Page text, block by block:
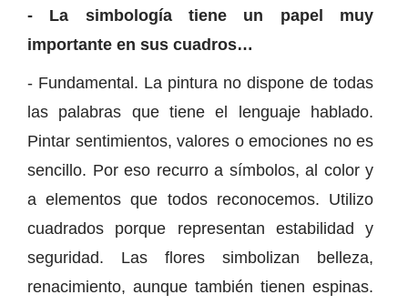
- La simbología tiene un papel muy
importante en sus cuadros…
- Fundamental. La pintura no dispone de todas
las palabras que tiene el lenguaje hablado.
Pintar sentimientos, valores o emociones no es
sencillo. Por eso recurro a símbolos, al color y
a elementos que todos reconocemos. Utilizo
cuadrados porque representan estabilidad y
seguridad. Las flores simbolizan belleza,
renacimiento, aunque también tienen espinas.